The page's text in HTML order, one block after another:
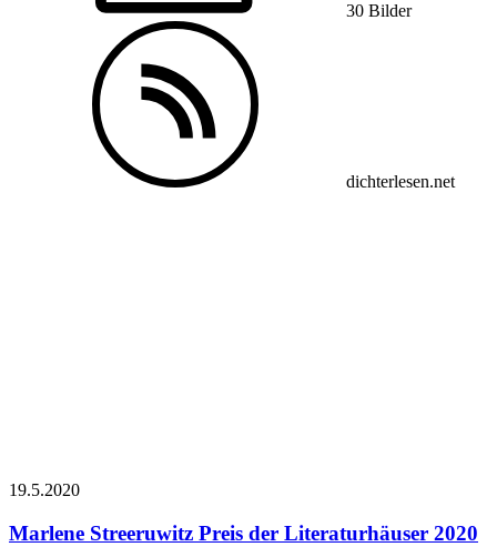
30 Bilder
dichterlesen.net
19.5.2020
Marlene Streeruwitz Preis der Literaturhäuser 2020